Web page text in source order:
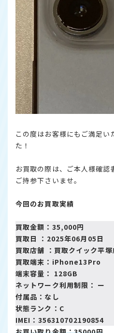
この度はお客様にもご満足い
た！
お買取の際は、ご本人様確認
ご持参下さいませ。
今回のお買取実績
買取金額：35,000円
買取日 ：2025年06月05日
買取店舗 ： 買取クイック平塚
買取端末：iPhone13Pro
端末容量： 128GB
ネットワーク利用制限： ー
付属品：なし
状態ランク：C
IMEI：356310702190854